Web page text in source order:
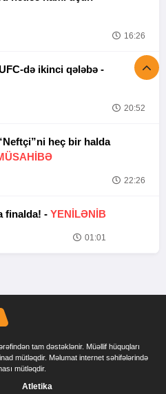
16:26
Tofiq Musayevdən UFC-də ikinci qələbə -
20:52
heç bir halda
22:26
finalda! - YENİLƏNİB
01:01
tam dəstəklənir. Müəllif hüquqları
mütləqdir. Məlumat internet səhifələrində
mütləqdir.
Atletika